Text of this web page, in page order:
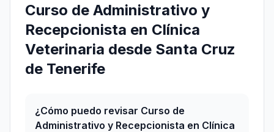
Curso de Administrativo y
Recepcionista en Clínica
Veterinaria desde Santa Cruz
de Tenerife
¿Cómo puedo revisar Curso de
Administrativo y Recepcionista en Clínica